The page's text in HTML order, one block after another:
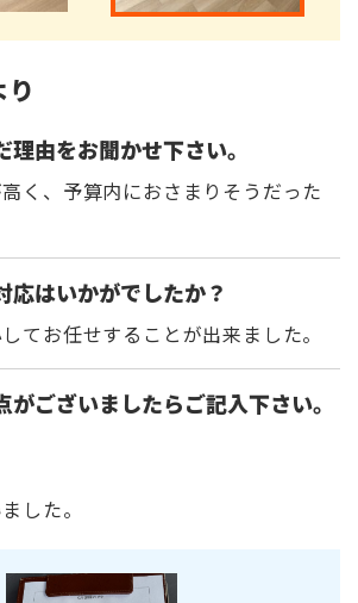
り
理由をお聞かせ下さい。
く、予算内におさまりそうだった
応はいかがでしたか？
てお任せすることが出来ました。
がございましたらご記入下さい。
した。